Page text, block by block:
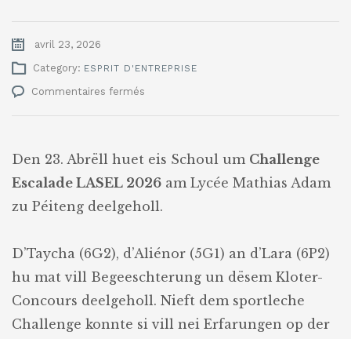
avril 23, 2026
Category: ESPRIT D'ENTREPRISE
Commentaires fermés
2026
Den 23. Abrëll huet eis Schoul um Challenge
Escalade LASEL 2026 am Lycée Mathias Adam
zu Péiteng deelgeholl.
D’Taycha (6G2), d’Aliénor (5G1) an d’Lara (6P2)
hu mat vill Begeeschterung un dësem Kloter-
Concours deelgeholl. Nieft dem sportleche
Challenge konnte si vill nei Erfarungen op der